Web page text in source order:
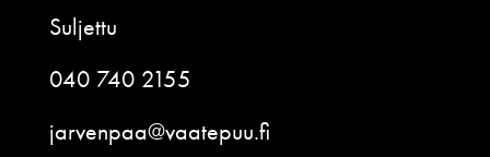
Suljettu
040 740 2155
jarvenpaa@vaatepuu.fi